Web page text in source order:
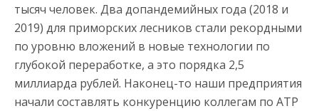
тысяч человек. Два допандемийных года (2018 и
2019) для приморских лесников стали рекордными
по уровню вложений в новые технологии по
глубокой переработке, а это порядка 2,5
миллиарда рублей. Наконец-то наши предприятия
начали составлять конкуренцию коллегам по АТР